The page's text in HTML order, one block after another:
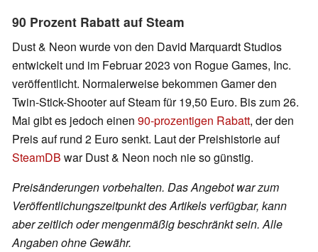
90 Prozent Rabatt auf Steam
Dust & Neon wurde von den David Marquardt Studios
entwickelt und im Februar 2023 von Rogue Games, Inc.
veröffentlicht. Normalerweise bekommen Gamer den
Twin-Stick-Shooter auf Steam für 19,50 Euro. Bis zum 26.
Mai gibt es jedoch einen 90-prozentigen Rabatt, der den
Preis auf rund 2 Euro senkt. Laut der Preishistorie auf
SteamDB war Dust & Neon noch nie so günstig.
Preisänderungen vorbehalten. Das Angebot war zum
Veröffentlichungszeitpunkt des Artikels verfügbar, kann
aber zeitlich oder mengenmäßig beschränkt sein. Alle
Angaben ohne Gewähr.